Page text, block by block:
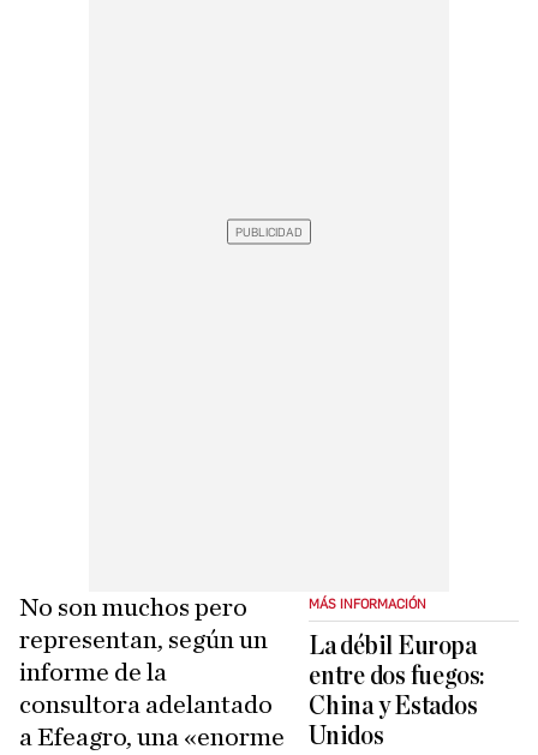
MÁS INFORMACIÓN
La débil Europa
entre dos fuegos:
China y Estados
Unidos
No son muchos pero
representan, según un
informe de la
consultora adelantado
a Efeagro, una «enorme